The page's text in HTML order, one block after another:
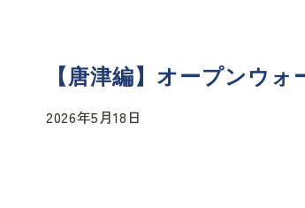
【唐津編】オープンウ
2026年5月18日